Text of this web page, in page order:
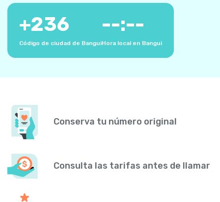
+236
Código de ciudad de Bangui
--:--
Hora local en Bangui
Conserva tu número original
Consulta las tarifas antes de llamar